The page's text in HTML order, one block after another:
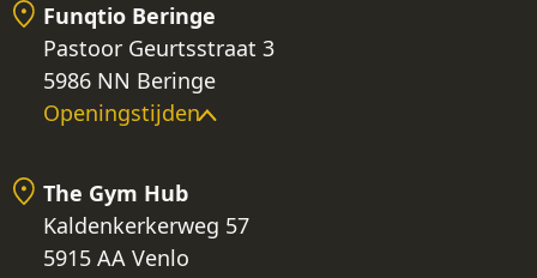
Funqtio Beringe
Pastoor Geurtsstraat 3
5986 NN Beringe
Openingstijden
The Gym Hub
Kaldenkerkerweg 57
5915 AA Venlo